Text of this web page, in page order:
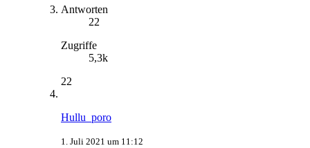
Antworten
22
Zugriffe
5,3k
22
Hullu_poro
1. Juli 2021 um 11:12